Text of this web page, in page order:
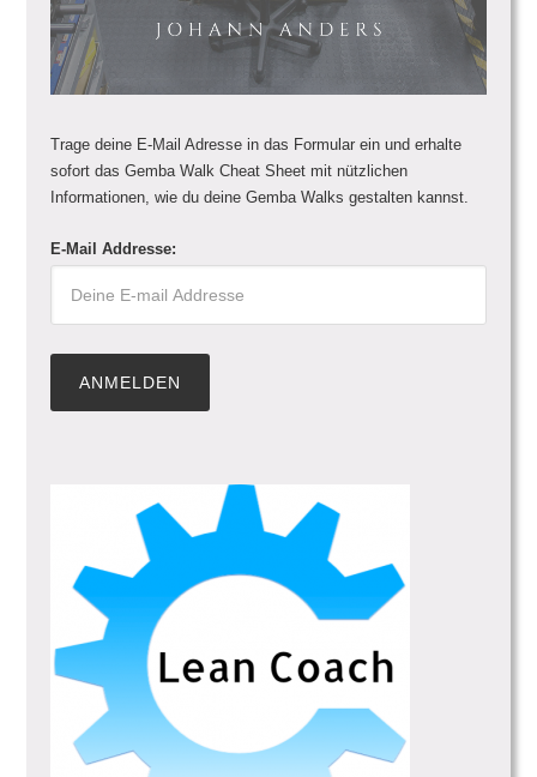
Trage deine E-Mail Adresse in das Formular ein und erhalte
sofort das Gemba Walk Cheat Sheet mit nützlichen
Informationen, wie du deine Gemba Walks gestalten kannst.
E-Mail Addresse: